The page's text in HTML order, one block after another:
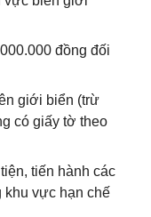
đồng đối
giới biển (trừ
có giấy tờ theo
tiến hành các
khu vực hạn chế